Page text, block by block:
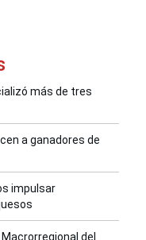
más de tres
a ganadores de
impulsar
del